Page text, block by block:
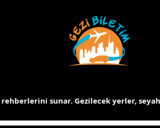
rehberlerini sunar. Gezilecek yerler,